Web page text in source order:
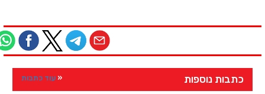
כתבות נוספות עוד כתבות